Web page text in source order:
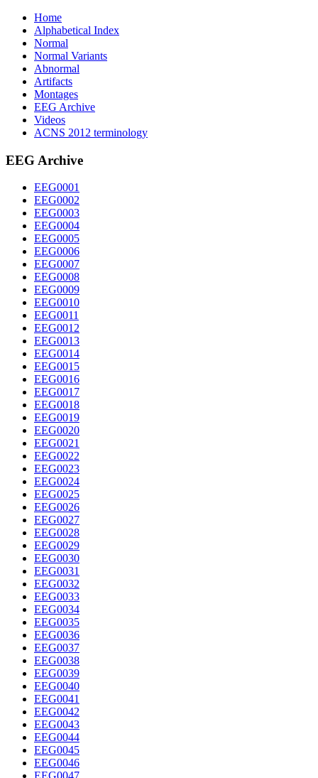
Home
Alphabetical Index
Normal
Normal Variants
Abnormal
Artifacts
Montages
EEG Archive
Videos
ACNS 2012 terminology
EEG Archive
EEG0001
EEG0002
EEG0003
EEG0004
EEG0005
EEG0006
EEG0007
EEG0008
EEG0009
EEG0010
EEG0011
EEG0012
EEG0013
EEG0014
EEG0015
EEG0016
EEG0017
EEG0018
EEG0019
EEG0020
EEG0021
EEG0022
EEG0023
EEG0024
EEG0025
EEG0026
EEG0027
EEG0028
EEG0029
EEG0030
EEG0031
EEG0032
EEG0033
EEG0034
EEG0035
EEG0036
EEG0037
EEG0038
EEG0039
EEG0040
EEG0041
EEG0042
EEG0043
EEG0044
EEG0045
EEG0046